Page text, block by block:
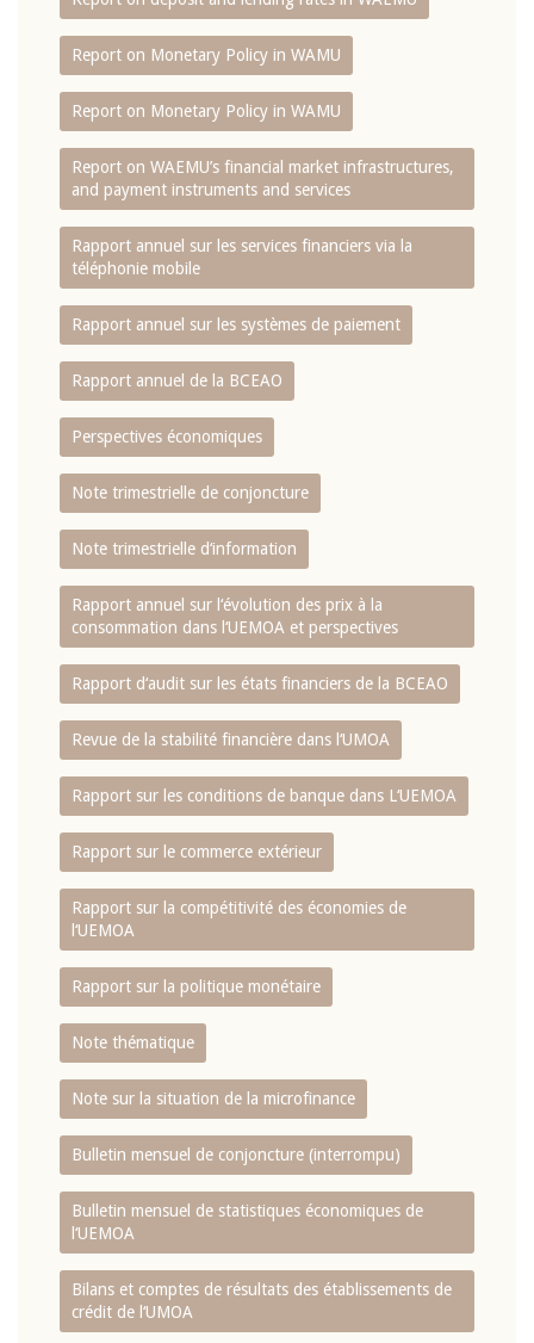
Report on Monetary Policy in WAMU
Report on Monetary Policy in WAMU
Report on WAEMU’s financial market infrastructures,
and payment instruments and services
Rapport annuel sur les services financiers via la
téléphonie mobile
Rapport annuel sur les systèmes de paiement
Rapport annuel de la BCEAO
Perspectives économiques
Note trimestrielle de conjoncture
Note trimestrielle d‘information
Rapport annuel sur l‘évolution des prix à la
consommation dans l‘UEMOA et perspectives
Rapport d‘audit sur les états financiers de la BCEAO
Revue de la stabilité financière dans l‘UMOA
Rapport sur les conditions de banque dans L‘UEMOA
Rapport sur le commerce extérieur
Rapport sur la compétitivité des économies de
l‘UEMOA
Rapport sur la politique monétaire
Note thématique
Note sur la situation de la microfinance
Bulletin mensuel de conjoncture (interrompu)
Bulletin mensuel de statistiques économiques de
l‘UEMOA
Bilans et comptes de résultats des établissements de
crédit de l‘UMOA